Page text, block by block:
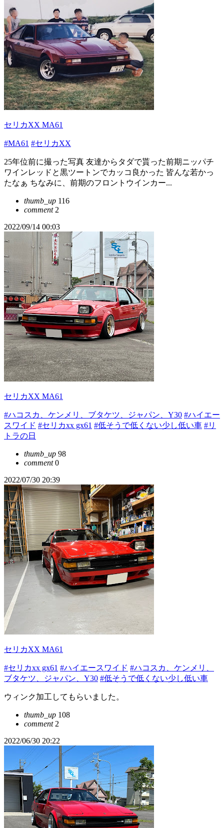
セリカXX MA61
#MA61 #セリカXX
25年位前に撮った写真 友達からタダで貰った前期ニッパチ
ワインレッドと黒ツートンでカッコ良かった 皆んな若かっ
たなぁ ちなみに、前期のフロントウインカー...
thumb_up 116
comment2
2022/09/14 00:03
セリカXX MA61
#ハコスカ、ケンメリ、ブタケツ、ジャパン、Y30 #ハイエー
スワイド #セリカxx gx61 #低そうで低くない少し低い車 #リ
トラの日
thumb_up 98
comment0
2022/07/30 20:39
セリカXX MA61
#セリカxx gx61 #ハイエースワイド #ハコスカ、ケンメリ、
ブタケツ、ジャパン、Y30 #低そうで低くない少し低い車
ウィンク加工してもらいました。
thumb_up 108
comment2
2022/06/30 20:22